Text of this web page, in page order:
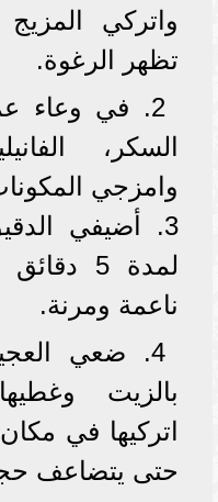
تظهر الرغوة.
2. في وعاء
السكر،
وامزجي
3. أضيفي
لمدة 5
ناعمة ومرنة.
4. ضعي
بالزيت
حتى يتضاعف